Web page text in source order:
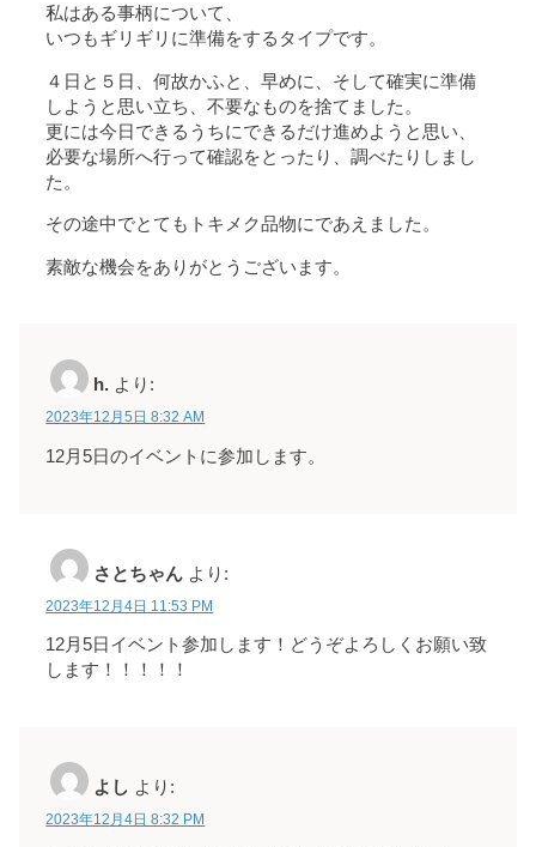
私はある事柄について、
いつもギリギリに準備をするタイプです。
４日と５日、何故かふと、早めに、そして確実に準備
しようと思い立ち、不要なものを捨てました。
更には今日できるうちにできるだけ進めようと思い、
必要な場所へ行って確認をとったり、調べたりしまし
た。
その途中でとてもトキメク品物にであえました。
素敵な機会をありがとうございます。
h. より:
2023年12月5日 8:32 AM
12月5日のイベントに参加します。
さとちゃん より:
2023年12月4日 11:53 PM
12月5日イベント参加します！どうぞよろしくお願い致
します！！！！！
よし より:
2023年12月4日 8:32 PM